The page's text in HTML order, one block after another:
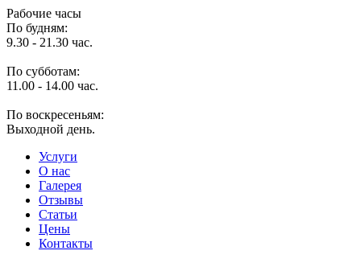
Рабочие часы
По будням:
9.30 - 21.30 час.
По субботам:
11.00 - 14.00 час.
По воскресеньям:
Выходной день.
Услуги
O нас
Галерея
Отзывы
Статьи
Цены
Контакты